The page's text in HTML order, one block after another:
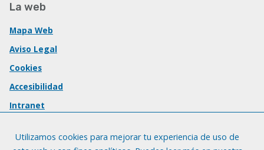
La web
Mapa Web
Aviso Legal
Cookies
Accesibilidad
Intranet
Utilizamos cookies para mejorar tu experiencia de uso de